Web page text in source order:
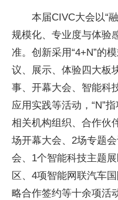
本届CIVC大会以“
规模化、专业度与体验
准。创新采用“4+N”的
议、展示、体验四大板
事、开幕大会、智能科
应用实践等活动，“N”
相关机构组织、合作伙
场开幕大会、2场专题
会、1个智能科技主题
区、4项智能网联汽车
略合作签约等十余项活